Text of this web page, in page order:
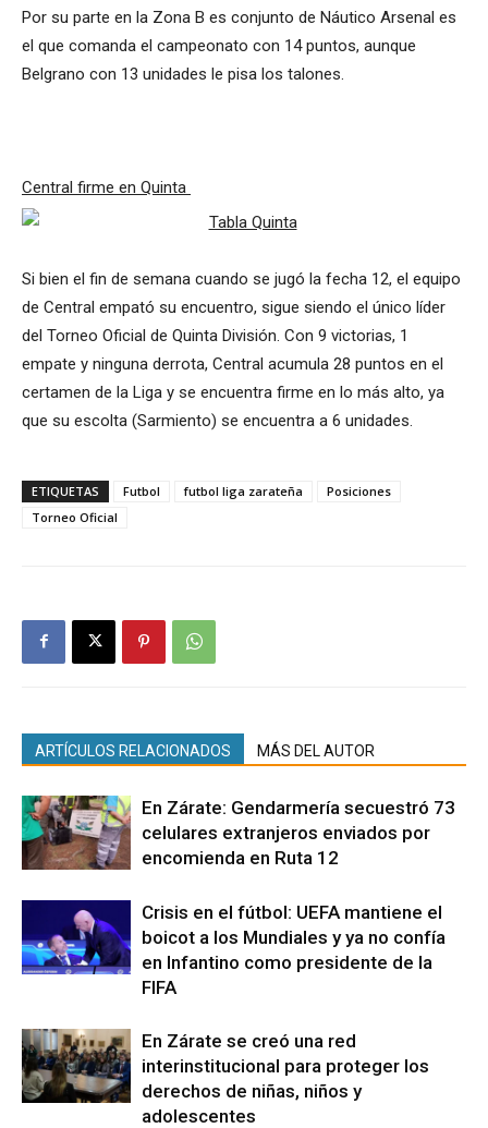
Por su parte en la Zona B es conjunto de Náutico Arsenal es
el que comanda el campeonato con 14 puntos, aunque
Belgrano con 13 unidades le pisa los talones.
Central firme en Quinta
Si bien el fin de semana cuando se jugó la fecha 12, el equipo
de Central empató su encuentro, sigue siendo el único líder
del Torneo Oficial de Quinta División. Con 9 victorias, 1
empate y ninguna derrota, Central acumula 28 puntos en el
certamen de la Liga y se encuentra firme en lo más alto, ya
que su escolta (Sarmiento) se encuentra a 6 unidades.
ETIQUETAS Futbol futbol liga zarateña
Posiciones
Torneo Oficial
ARTÍCULOS RELACIONADOS MÁS DEL AUTOR
En Zárate: Gendarmería secuestró 73
celulares extranjeros enviados por
encomienda en Ruta 12
Crisis en el fútbol: UEFA mantiene el
boicot a los Mundiales y ya no confía
en Infantino como presidente de la
FIFA
En Zárate se creó una red
interinstitucional para proteger los
derechos de niñas, niños y
adolescentes